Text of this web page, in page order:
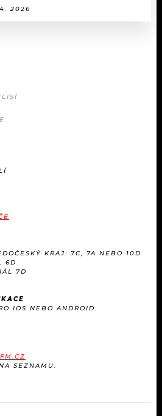
2026
KRAJ: 7C, 7A NEBO 10D
6D
7D
IOS NEBO ANDROID.
SEZNAMU.